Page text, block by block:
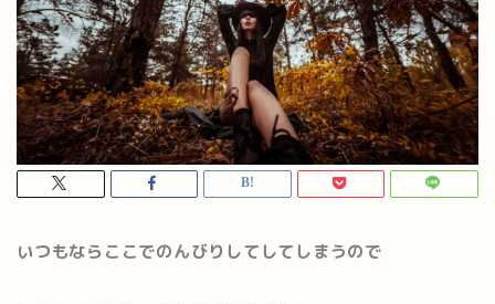
いつもならここでのんびりしてしてしまうので